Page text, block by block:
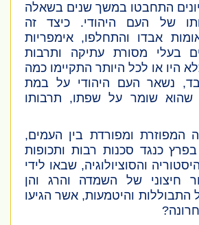
התחבטו במשך שנים בשאלה
של העם היהודי. כיצד זה
אבדו והתחלפו, אימפריות
בעלי מסורת עתיקה ותרבות
היו או לכל היותר התקיימו כמה
נשאר העם היהודי על במת
שהוא שומר על שפתו, תרבותו
ומפורדת בין העמים,
כנגד סכנות רבות ותכופות
והסוציולוגיה, שבאו לידי
חיצוני של השמדה והרג והן
והיטמעות, אשר הגיעו